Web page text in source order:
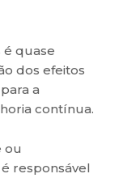
quase
dos efeitos
a
contínua.
ou
responsável